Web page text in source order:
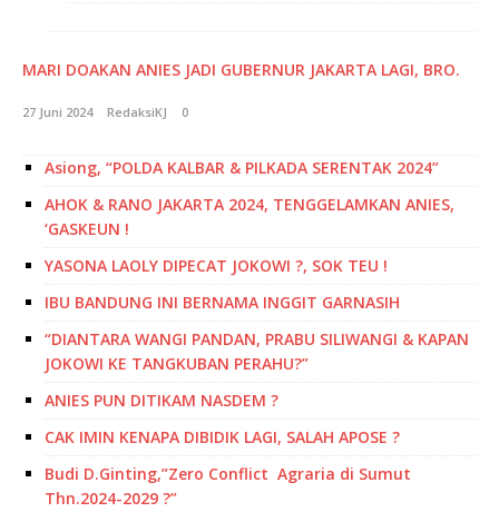
MARI DOAKAN ANIES JADI GUBERNUR JAKARTA LAGI, BRO.
27 Juni 2024 RedaksiKJ 0
Asiong, “POLDA KALBAR & PILKADA SERENTAK 2024”
AHOK & RANO JAKARTA 2024, TENGGELAMKAN ANIES,
‘GASKEUN !
YASONA LAOLY DIPECAT JOKOWI ?, SOK TEU !
IBU BANDUNG INI BERNAMA INGGIT GARNASIH
“DIANTARA WANGI PANDAN, PRABU SILIWANGI & KAPAN
JOKOWI KE TANGKUBAN PERAHU?”
ANIES PUN DITIKAM NASDEM ?
CAK IMIN KENAPA DIBIDIK LAGI, SALAH APOSE ?
Budi D.Ginting,”Zero Conflict Agraria di Sumut
Thn.2024-2029 ?”